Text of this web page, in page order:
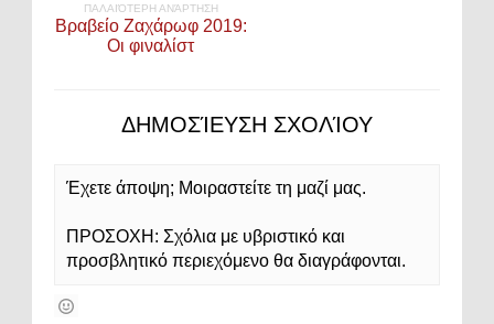
ΠΑΛΑΙΌΤΕΡΗ ΑΝΆΡΤΗΣΗ
Βραβείο Ζαχάρωφ 2019:
Οι φιναλίστ
ΔΗΜΟΣΊΕΥΣΗ ΣΧΟΛΊΟΥ
Έχετε άποψη; Μοιραστείτε τη μαζί μας.
ΠΡΟΣΟΧΗ: Σχόλια με υβριστικό και
προσβλητικό περιεχόμενο θα διαγράφονται.